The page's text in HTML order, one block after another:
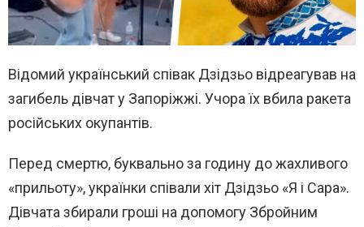
Відомий український співак Дзідзьо відреагував на
загибель дівчат у Запоріжжі. Учора їх вбила ракета
російських окупантів.
Перед смертю, буквально за годину до жахливого
«прильоту», українки співали хіт Дзідзьо «Я і Сара».
Дівчата збирали гроші на допомогу Збройним